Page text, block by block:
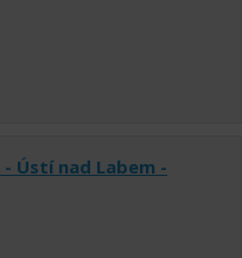
Ústí nad Labem -